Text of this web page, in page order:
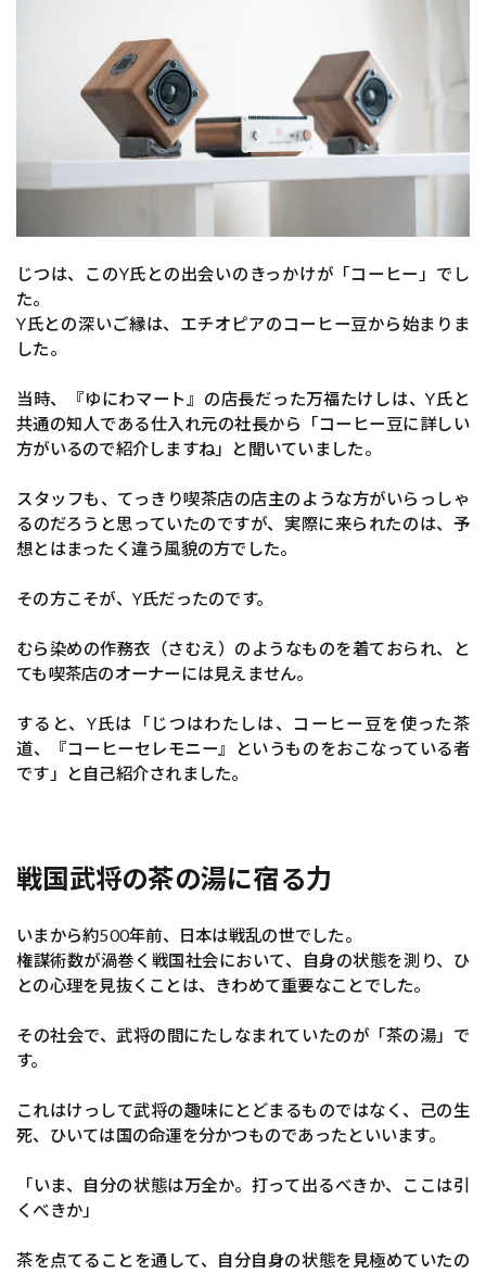
じつは、このY氏との出会いのきっかけが「コーヒー」でし
た。
Y氏との深いご縁は、エチオピアのコーヒー豆から始まりま
した。
当時、『ゆにわマート』の店長だった万福たけしは、Y氏と
共通の知人である仕入れ元の社長から「コーヒー豆に詳しい
方がいるので紹介しますね」と聞いていました。
スタッフも、てっきり喫茶店の店主のような方がいらっしゃ
るのだろうと思っていたのですが、実際に来られたのは、予
想とはまったく違う風貌の方でした。
その方こそが、Y氏だったのです。
むら染めの作務衣（さむえ）のようなものを着ておられ、と
ても喫茶店のオーナーには見えません。
すると、Y氏は「じつはわたしは、コーヒー豆を使った茶
道、『コーヒーセレモニー』というものをおこなっている者
です」と自己紹介されました。
戦国武将の茶の湯に宿る力
いまから約500年前、日本は戦乱の世でした。
権謀術数が渦巻く戦国社会において、自身の状態を測り、ひ
との心理を見抜くことは、きわめて重要なことでした。
その社会で、武将の間にたしなまれていたのが「茶の湯」で
す。
これはけっして武将の趣味にとどまるものではなく、己の生
死、ひいては国の命運を分かつものであったといいます。
「いま、自分の状態は万全か。打って出るべきか、ここは引
くべきか」
茶を点てることを通して、自分自身の状態を見極めていたの